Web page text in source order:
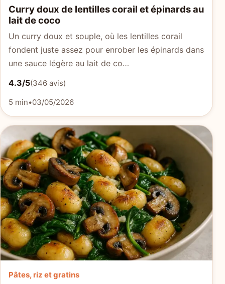
Curry doux de lentilles corail et épinards au
lait de coco
Un curry doux et souple, où les lentilles corail
fondent juste assez pour enrober les épinards dans
une sauce légère au lait de co…
4.3/5(346 avis)
5 min•03/05/2026
Pâtes, riz et gratins